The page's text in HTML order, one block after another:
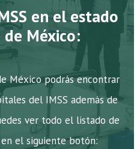
en el estado
México:
México podrás encontrar
del IMSS además de
ver todo el listado de
el siguiente botón: